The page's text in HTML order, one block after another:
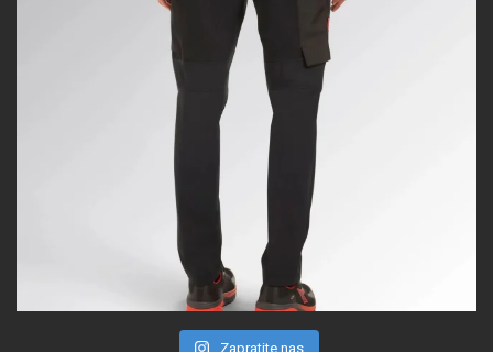
Zapratite nas